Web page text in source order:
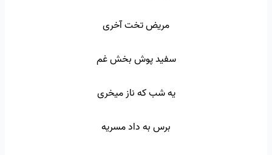
مریض تخت آخری
سفید پوش بخش غم
یه شب که ناز میخری
برس به داد مسریه